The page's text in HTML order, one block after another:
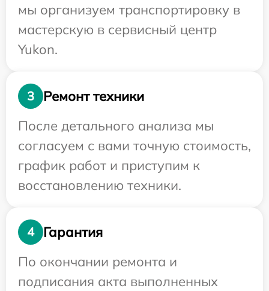
мы организуем транспортировку в
мастерскую в сервисный центр
Yukon.
3
Ремонт техники
После детального анализа мы
согласуем с вами точную стоимость,
график работ и приступим к
восстановлению техники.
4
Гарантия
По окончании ремонта и
подписания акта выполненных